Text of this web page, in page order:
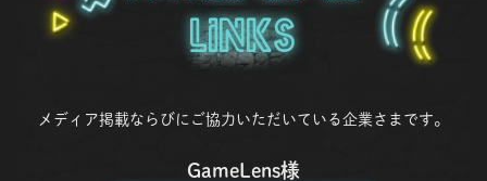
Links
メディア掲載ならびにご協力いただいている企業さまです。
GameLens様